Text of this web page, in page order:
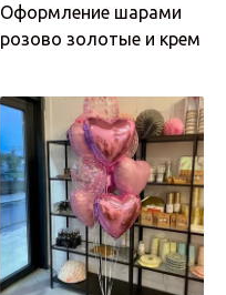
Оформление шарами
розово золотые и крем